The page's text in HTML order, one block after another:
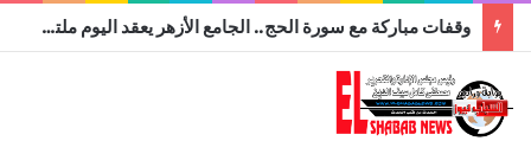
وقفات مباركة مع سورة الحج.. الجامع الأزهر يعقد اليوم ملتقى القضايا المعاصرة اليوم